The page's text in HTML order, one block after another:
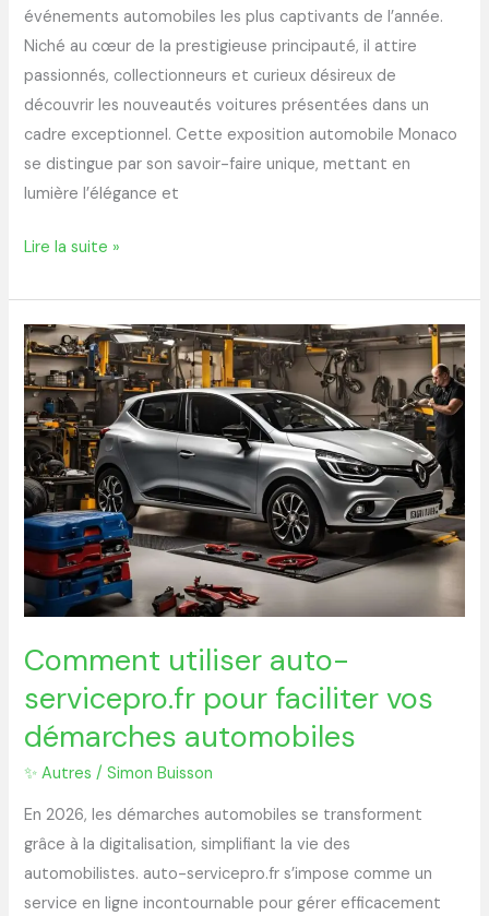
événements automobiles les plus captivants de l’année.
Niché au cœur de la prestigieuse principauté, il attire
passionnés, collectionneurs et curieux désireux de
découvrir les nouveautés voitures présentées dans un
cadre exceptionnel. Cette exposition automobile Monaco
se distingue par son savoir-faire unique, mettant en
lumière l’élégance et
Lire la suite »
Comment utiliser auto-
servicepro.fr pour faciliter vos
démarches automobiles
✨ Autres /Simon Buisson
En 2026, les démarches automobiles se transforment
grâce à la digitalisation, simplifiant la vie des
automobilistes. auto-servicepro.fr s’impose comme un
service en ligne incontournable pour gérer efficacement
Comment
utiliser
auto-
servicepro.fr
pour
faciliter
vos
démarches
automobiles